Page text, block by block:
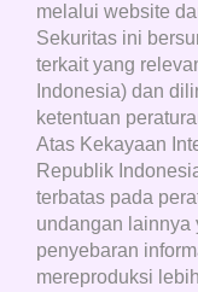
melalui website
Sekuritas ini
terkait yang
Indonesia) dan
ketentuan
Atas Kekayaan
Republik
terbatas pada
undangan lainnya
penyebaran
mereproduksi